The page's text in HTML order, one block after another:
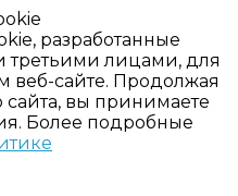
разработанные
лицами, для
веб-сайте. Продолжая
вы принимаете
Более подробные